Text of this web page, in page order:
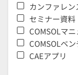
カンファレン
セミナー資料
COMSOLマ
COMSOLベ
CAEアプリ